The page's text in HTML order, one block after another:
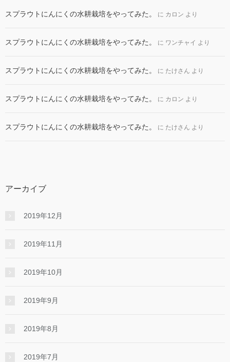
スプラウトにんにくの水耕栽培をやってみた。 に カロン より
スプラウトにんにくの水耕栽培をやってみた。 に ワンチャイ より
スプラウトにんにくの水耕栽培をやってみた。 に たけさん より
スプラウトにんにくの水耕栽培をやってみた。 に カロン より
スプラウトにんにくの水耕栽培をやってみた。 に たけさん より
アーカイブ
2019年12月
2019年11月
2019年10月
2019年9月
2019年8月
2019年7月